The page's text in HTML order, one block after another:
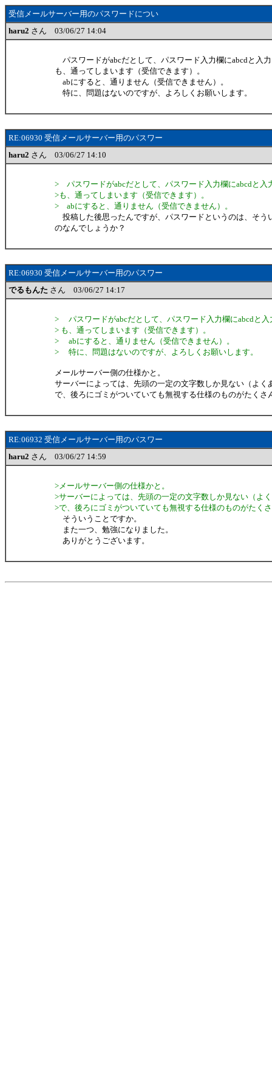
受信メールサーバー用のパスワードについ
haru2 さん 03/06/27 14:04
パスワードがabcだとして、パスワード入力欄にabcdと入
も、通ってしまいます（受信できます）。
abにすると、通りません（受信できません）。
特に、問題はないのですが、よろしくお願いします。
RE:06930 受信メールサーバー用のパスワー
haru2 さん 03/06/27 14:10
> パスワードがabcだとして、パスワード入力欄にabcdと入
>も、通ってしまいます（受信できます）。
> abにすると、通りません（受信できません）。
投稿した後思ったんですが、パスワードというのは、そう
のなんでしょうか？
RE:06930 受信メールサーバー用のパスワー
でるもんた さん 03/06/27 14:17
> パスワードがabcだとして、パスワード入力欄にabcdと入
> も、通ってしまいます（受信できます）。
> abにすると、通りません（受信できません）。
> 特に、問題はないのですが、よろしくお願いします。
メールサーバー側の仕様かと。
サーバーによっては、先頭の一定の文字数しか見ない（よく
で、後ろにゴミがついていても無視する仕様のものがたくさ
RE:06932 受信メールサーバー用のパスワー
haru2 さん 03/06/27 14:59
>メールサーバー側の仕様かと。
>サーバーによっては、先頭の一定の文字数しか見ない（よ
>で、後ろにゴミがついていても無視する仕様のものがたく
そういうことですか。
また一つ、勉強になりました。
ありがとうございます。